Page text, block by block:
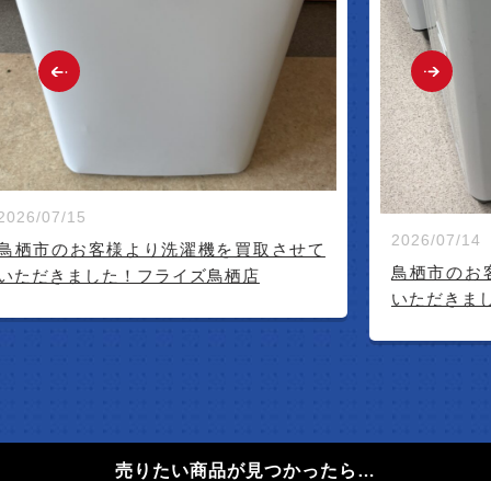
07/15
栖市のお客様より洗濯機を買取させて
ただきました！フライズ鳥栖店
2026/07/14
鳥栖市のお
いただきま
売りたい商品が見つかったら…